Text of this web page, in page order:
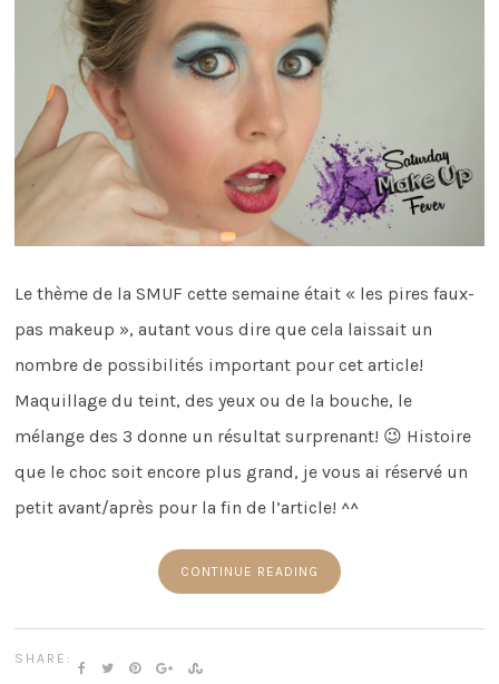
Le thème de la SMUF cette semaine était « les pires faux-
pas makeup », autant vous dire que cela laissait un
nombre de possibilités important pour cet article!
Maquillage du teint, des yeux ou de la bouche, le
mélange des 3 donne un résultat surprenant! 😉 Histoire
que le choc soit encore plus grand, je vous ai réservé un
petit avant/après pour la fin de l’article! ^^
CONTINUE READING
SHARE: